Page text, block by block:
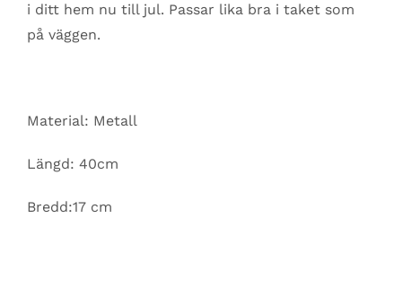
i ditt hem nu till jul. Passar lika bra i taket som
på väggen.
Material: Metall
Längd: 40cm
Bredd:17 cm